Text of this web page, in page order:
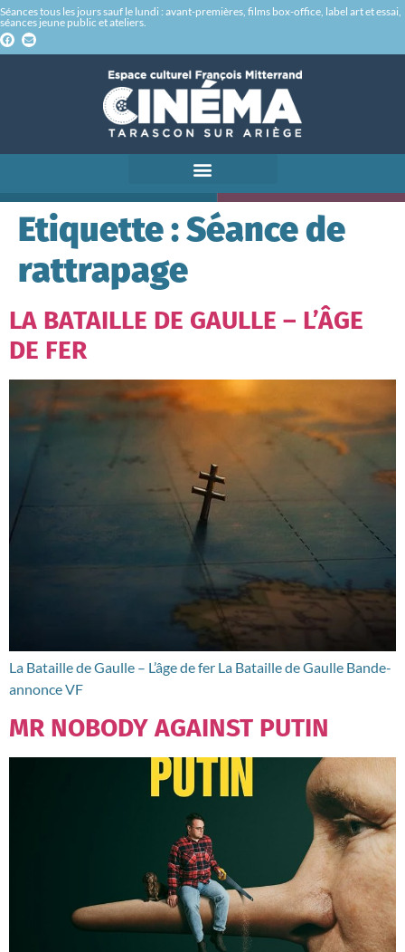
Séances tous les jours sauf le lundi : avant-premières, films box-office, label art et essai,
séances jeune public et ateliers.
Etiquette :Séance de
rattrapage
LA BATAILLE DE GAULLE – L’ÂGE
DE FER
La Bataille de Gaulle – L’âge de fer La Bataille de Gaulle Bande-
annonce VF
MR NOBODY AGAINST PUTIN